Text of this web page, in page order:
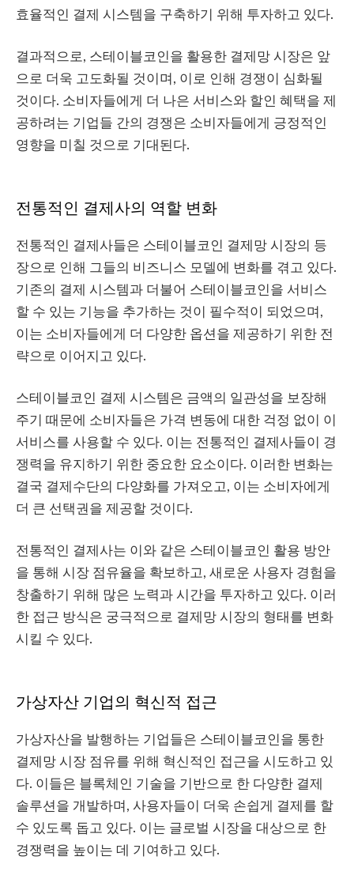
효율적인 결제 시스템을 구축하기 위해 투자하고 있다.
결과적으로, 스테이블코인을 활용한 결제망 시장은 앞
으로 더욱 고도화될 것이며, 이로 인해 경쟁이 심화될
것이다. 소비자들에게 더 나은 서비스와 할인 혜택을 제
공하려는 기업들 간의 경쟁은 소비자들에게 긍정적인
영향을 미칠 것으로 기대된다.
전통적인 결제사의 역할 변화
전통적인 결제사들은 스테이블코인 결제망 시장의 등
장으로 인해 그들의 비즈니스 모델에 변화를 겪고 있다.
기존의 결제 시스템과 더불어 스테이블코인을 서비스
할 수 있는 기능을 추가하는 것이 필수적이 되었으며,
이는 소비자들에게 더 다양한 옵션을 제공하기 위한 전
략으로 이어지고 있다.
스테이블코인 결제 시스템은 금액의 일관성을 보장해
주기 때문에 소비자들은 가격 변동에 대한 걱정 없이 이
서비스를 사용할 수 있다. 이는 전통적인 결제사들이 경
쟁력을 유지하기 위한 중요한 요소이다. 이러한 변화는
결국 결제수단의 다양화를 가져오고, 이는 소비자에게
더 큰 선택권을 제공할 것이다.
전통적인 결제사는 이와 같은 스테이블코인 활용 방안
을 통해 시장 점유율을 확보하고, 새로운 사용자 경험을
창출하기 위해 많은 노력과 시간을 투자하고 있다. 이러
한 접근 방식은 궁극적으로 결제망 시장의 형태를 변화
시킬 수 있다.
가상자산 기업의 혁신적 접근
가상자산을 발행하는 기업들은 스테이블코인을 통한
결제망 시장 점유를 위해 혁신적인 접근을 시도하고 있
다. 이들은 블록체인 기술을 기반으로 한 다양한 결제
솔루션을 개발하며, 사용자들이 더욱 손쉽게 결제를 할
수 있도록 돕고 있다. 이는 글로벌 시장을 대상으로 한
경쟁력을 높이는 데 기여하고 있다.